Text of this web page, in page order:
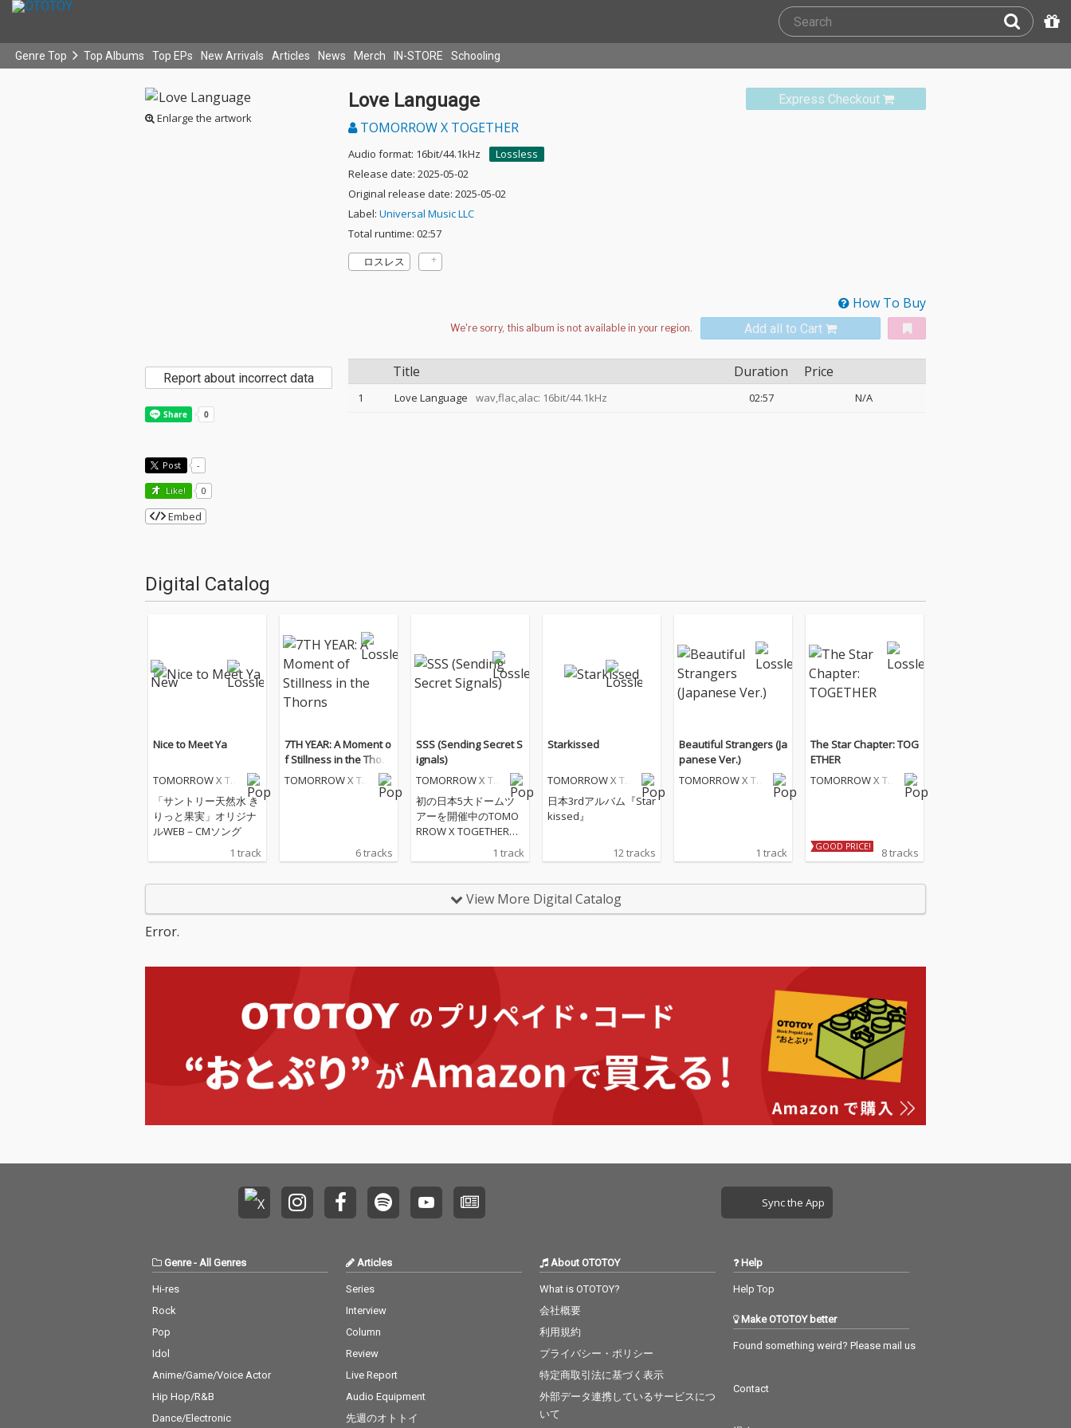
Genre Top Top Albums Top EPs New Arrivals Articles News Merch IN-STORE Schooling
Enlarge the artwork
Express Checkout
Love Language
TOMORROW X TOGETHER
Audio format: 16bit/44.1kHz
Lossless
Release date: 2025-05-02
Original release date: 2025-05-02
Label: Universal Music LLC
Total runtime: 02:57
ロスレス
How To Buy
Add all to Cart
Title Duration Price
1 Love Language wav,flac,alac: 16bit/44.1kHz 02:57 N/A
Report about incorrect data
Post -
Like! 0
Embed
Digital Catalog
Nice to Meet Ya
TOMORROW X TO
「サントリー天然水 き
りっと果実」オリジナ
ルWEB－CMソング
1 track
7TH YEAR: A Moment o
f Stillness in the Thorn
s
TOMORROW X TO
6 tracks
SSS (Sending Secret S
ignals)
TOMORROW X TO
初の日本5大ドームツ
アーを開催中のTOMO
RROW X TOGETHERに
ル。L’Arc〜en〜Cielの
アーティストとしても
世界で活躍するHYDEに
シーンのように他人の
シグナルを、鼓動のよ
うなビートと繊細で大
て、甘美で危険な緊張
感を見事に描き出した
楽曲。
1 track
Starkissed
TOMORROW X TO
日本3rdアルバム『Star
kissed』
12 tracks
Beautiful Strangers (Ja
panese Ver.)
TOMORROW X TO
1 track
The Star Chapter: TOG
ETHER
TOMORROW X TO
GOOD PRICE! 8 tracks
View More Digital Catalog
Error.
Sync the App
Genre- All Genres
Hi-res
Rock
Pop
Idol
Anime/Game/Voice Actor
Hip Hop/R&B
Dance/Electronic
Articles
Series
Interview
Column
Review
Live Report
Audio Equipment
先週のオトトイ
About OTOTOY
What is OTOTOY?
会社概要
利用規約
プライバシー・ポリシー
特定商取引法に基づく表示
外部データ連携しているサービスにつ
いて
Help
Help Top
Make OTOTOY better
Found something weird? Please mail us
Contact